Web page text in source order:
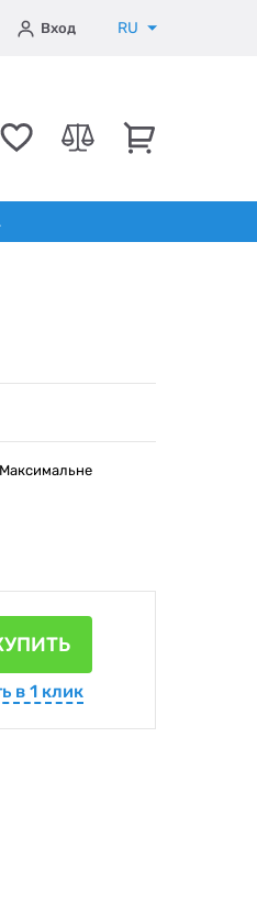
Вход RU
в 1 клик